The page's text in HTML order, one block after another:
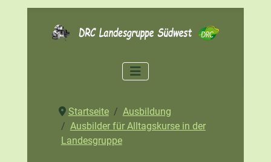
Startseite
Ausbildung
Ausbilder für Alltagskurse in der
Landesgruppe